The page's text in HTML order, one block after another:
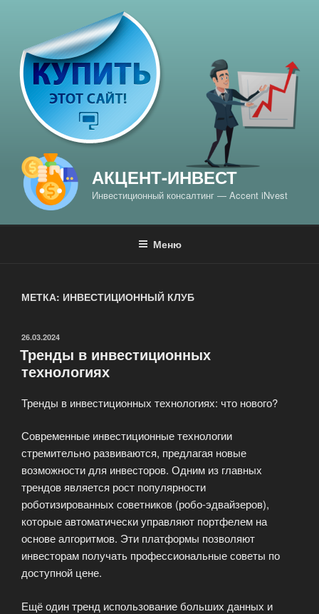
содержимому
АКЦЕНТ-ИНВЕСТ
Инвестиционный консалтинг — Accent iNvest
Меню
МЕТКА: ИНВЕСТИЦИОННЫЙ КЛУБ
ОПУБЛИКОВАНО
26.03.2024
Тренды в инвестиционных
технологиях
Тренды в инвестиционных технологиях: что нового?
Современные инвестиционные технологии
стремительно развиваются, предлагая новые
возможности для инвесторов. Одним из главных
трендов является рост популярности
роботизированных советников (робо-эдвайзеров),
которые автоматически управляют портфелем на
основе алгоритмов. Эти платформы позволяют
инвесторам получать профессиональные советы по
доступной цене.
Ещё один тренд использование больших данных и